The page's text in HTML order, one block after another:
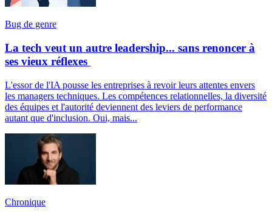
Bug de genre
La tech veut un autre leadership... sans renoncer à
ses vieux réflexes
L'essor de l'IA pousse les entreprises à revoir leurs attentes envers
les managers techniques. Les compétences relationnelles, la diversité
des équipes et l'autorité deviennent des leviers de performance
autant que d'inclusion. Oui, mais...
Chronique